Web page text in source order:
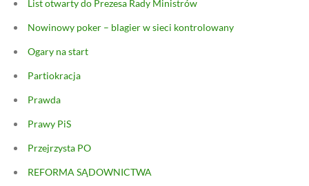
List otwarty do Prezesa Rady Ministrów
Nowinowy poker – blagier w sieci kontrolowany
Ogary na start
Partiokracja
Prawda
Prawy PiS
Przejrzysta PO
REFORMA SĄDOWNICTWA